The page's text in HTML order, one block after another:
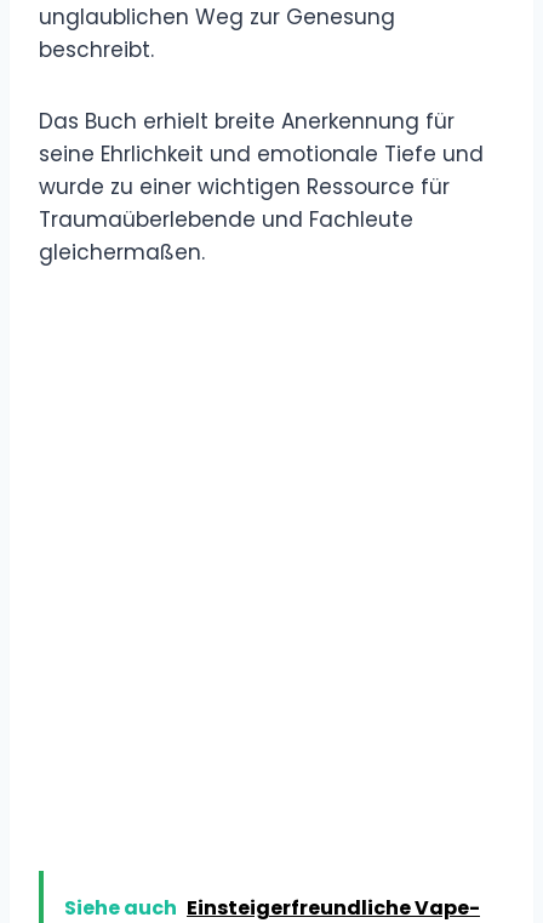
unglaublichen Weg zur Genesung
beschreibt.
Das Buch erhielt breite Anerkennung für
seine Ehrlichkeit und emotionale Tiefe und
wurde zu einer wichtigen Ressource für
Traumaüberlebende und Fachleute
gleichermaßen.
Siehe auch Einsteigerfreundliche Vape-